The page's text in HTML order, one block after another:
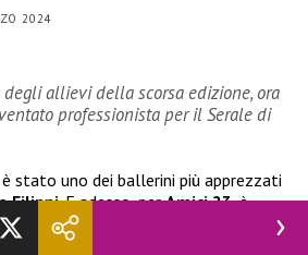
2024
allievi della scorsa edizione, ora
professionista per il Serale di
stato uno dei ballerini più apprezzati
Filippi. E adesso, perAmici 23, è
del
, ex allievo di